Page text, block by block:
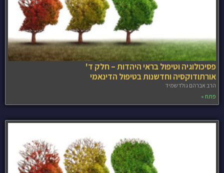
פסיכולוגיה וטיפול בראי היהדות – חלק ד'
אורתודוקסיה וחדשנות בטיפול הדינאמי
הרב אברהם גולדשמיד
פתח »